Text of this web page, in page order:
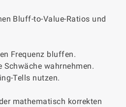
Bluff-to-Value-Ratios und
Frequenz bluffen.
Schwäche wahrnehmen.
Tells nutzen.
mathematisch korrekten